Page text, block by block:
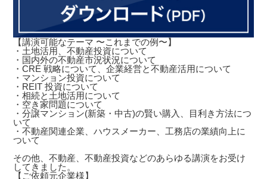
【講演可能なテーマ 〜これまでの例〜】
・土地活用、不動産投資について
・国内外の不動産市況状況について
・CRE 戦略について、企業経営と不動産活用について
・マンション投資について
・REIT 投資について
・相続と土地活用について
・空き家問題について
・分譲マンション(新築・中古)の賢い購入、目利き方法につ
いて
・不動産関連企業、ハウスメーカー、工務店の業績向上に
ついて
その他、不動産、不動産投資などのあらゆる講演をお受け
してきました。
【ご依頼元企業様】